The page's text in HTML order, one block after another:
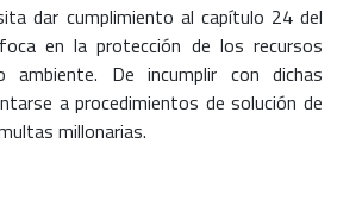
dar cumplimiento al capítulo 24 del
en la protección de los recursos
De incumplir con dichas
a procedimientos de solución de
millonarias.